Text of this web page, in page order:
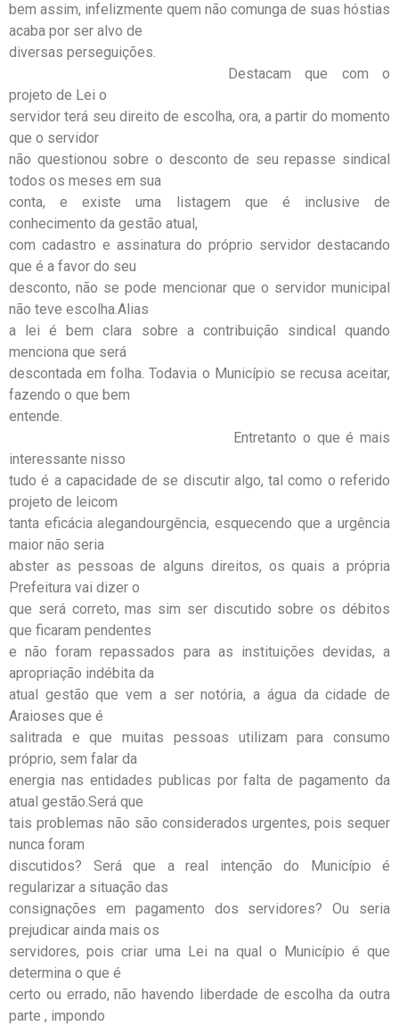
bem assim, infelizmente quem não comunga de suas hóstias
acaba por ser alvo de
diversas perseguições.
Destacam que com o
projeto de Lei o
servidor terá seu direito de escolha, ora, a partir do momento
que o servidor
não questionou sobre o desconto de seu repasse sindical
todos os meses em sua
conta, e existe uma listagem que é inclusive de
conhecimento da gestão atual,
com cadastro e assinatura do próprio servidor destacando
que é a favor do seu
desconto, não se pode mencionar que o servidor municipal
não teve escolha.Alias
a lei é bem clara sobre a contribuição sindical quando
menciona que será
descontada em folha. Todavia o Município se recusa aceitar,
fazendo o que bem
entende.
Entretanto o que é mais
interessante nisso
tudo é a capacidade de se discutir algo, tal como o referido
projeto de leicom
tanta eficácia alegandourgência, esquecendo que a urgência
maior não seria
abster as pessoas de alguns direitos, os quais a própria
Prefeitura vai dizer o
que será correto, mas sim ser discutido sobre os débitos
que ficaram pendentes
e não foram repassados para as instituições devidas, a
apropriação indébita da
atual gestão que vem a ser notória, a água da cidade de
Araioses que é
salitrada e que muitas pessoas utilizam para consumo
próprio, sem falar da
energia nas entidades publicas por falta de pagamento da
atual gestão.Será que
tais problemas não são considerados urgentes, pois sequer
nunca foram
discutidos? Será que a real intenção do Município é
regularizar a situação das
consignações em pagamento dos servidores? Ou seria
prejudicar ainda mais os
servidores, pois criar uma Lei na qual o Município é que
determina o que é
certo ou errado, não havendo liberdade de escolha da outra
parte , impondo